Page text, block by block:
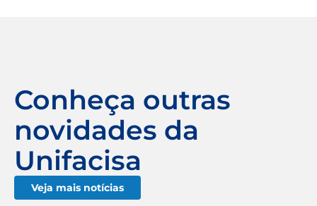
Conheça outras
novidades da
Unifacisa
Veja mais notícias